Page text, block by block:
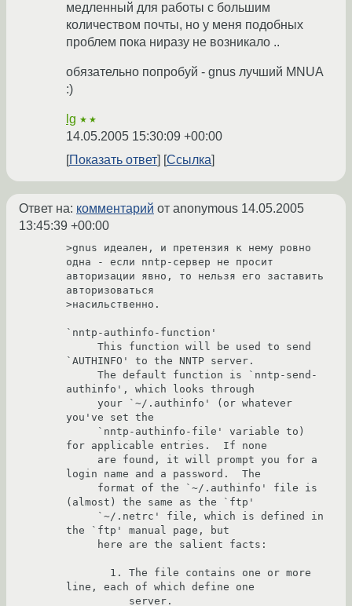
медленный для работы с большим
количеством почты, но у меня подобных
проблем пока ниразу не возникало ..
обязательно попробуй - gnus лучший MNUA
:)
lg ★★
14.05.2005 15:30:09 +00:00
Показать ответ
Ссылка
Ответ на: комментарий от anonymous 14.05.2005
13:45:39 +00:00
>gnus идеален, и претензия к нему ровно
одна - если nntp-сервер не просит
авторизации явно, то нельзя его заставить
авторизоваться
>насильственно.
`nntp-authinfo-function'
`AUTHINFO' to the NNTP server.
authinfo', which looks through
you've set the
for applicable entries.  If none
login name and a password.  The
(almost) the same as the `ftp'
the `ftp' manual page, but
line, each of which define one